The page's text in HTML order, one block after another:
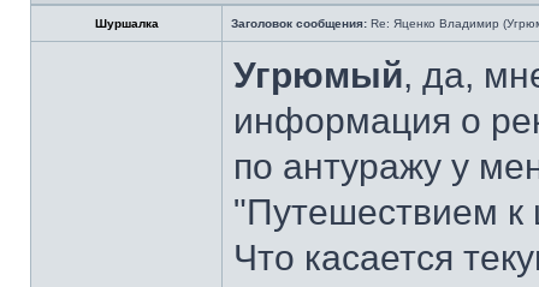
Шуршалка Заголовок сообщения: Re: Яценко Владимир
Угрюмый, да,
информация о
по антуражу у
"Путешествием к
Что касается